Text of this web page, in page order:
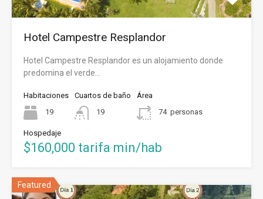
Hotel Campestre Resplandor
Hotel Campestre Resplandor es un alojamiento donde
predomina el verde…
Habitaciones
19
Cuartos de baño
19
Área
74 personas
Hospedaje
$160,000 tarifa min/hab
Featured